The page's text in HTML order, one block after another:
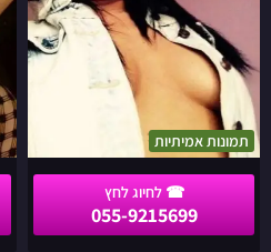
תמונות אמיתיות
055-9215699